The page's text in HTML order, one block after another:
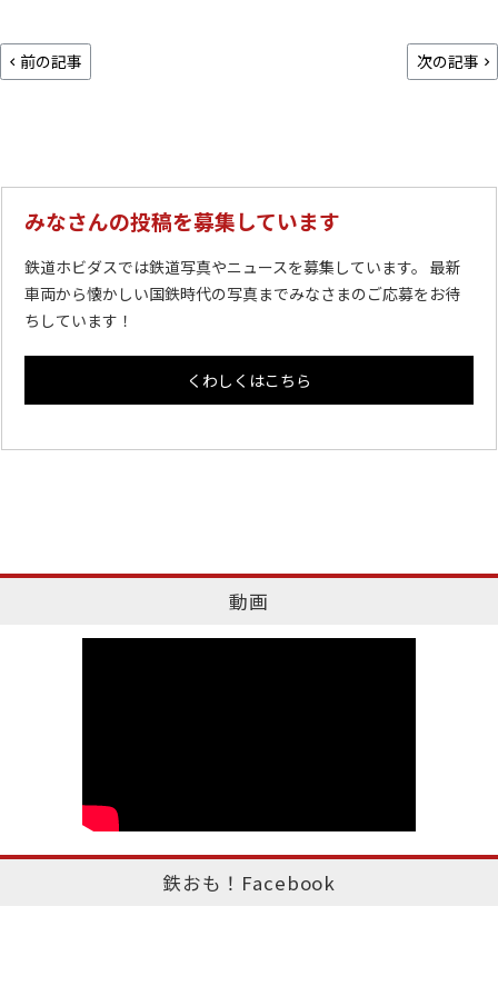
前の記事 次の記事
みなさんの投稿を募集しています
鉄道ホビダスでは鉄道写真やニュースを募集しています。 最新
車両から懐かしい国鉄時代の写真までみなさまのご応募をお待
ちしています！
くわしくはこちら
動画
鉄おも！Facebook